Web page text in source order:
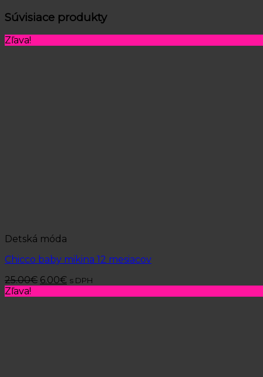
Súvisiace produkty
Zľava!
Detská móda
Chicco baby mikina 12 mesiacov
25.00€ 6.00€ s DPH
Zľava!